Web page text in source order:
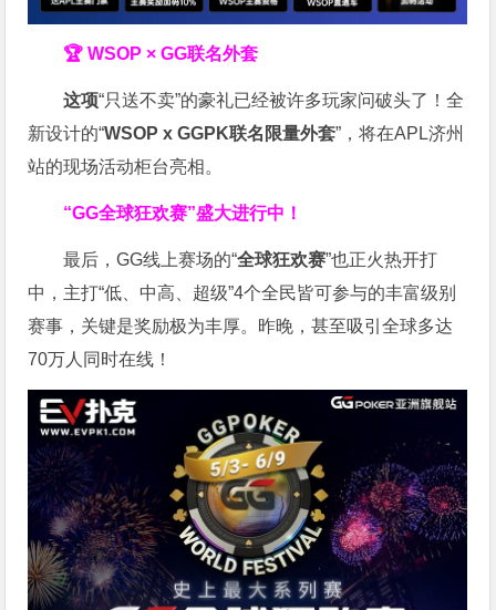
🏆 WSOP × GG联名外套
这项“只送不卖”的豪礼已经被许多玩家问破头了！全
新设计的“WSOP x GGPK联名限量外套”，将在APL济州
站的现场活动柜台亮相。
“GG全球狂欢赛”盛大进行中！
最后，GG线上赛场的“全球狂欢赛”也正火热开打
中，主打“低、中高、超级”4个全民皆可参与的丰富级别
赛事，关键是奖励极为丰厚。 昨晚，甚至吸引全球多达
70万人同时在线！